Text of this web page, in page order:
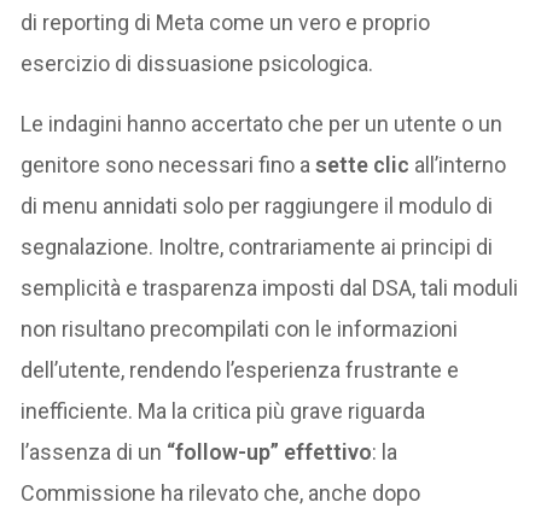
di reporting di Meta come un vero e proprio
esercizio di dissuasione psicologica.
Le indagini hanno accertato che per un utente o un
genitore sono necessari fino asette clic all’interno
di menu annidati solo per raggiungere il modulo di
segnalazione. Inoltre, contrariamente ai principi di
semplicità e trasparenza imposti dal DSA, tali moduli
non risultano precompilati con le informazioni
dell’utente, rendendo l’esperienza frustrante e
inefficiente. Ma la critica più grave riguarda
l’assenza di un “follow-up” effettivo: la
Commissione ha rilevato che, anche dopo